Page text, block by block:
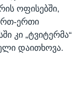
ოფისებში,
ერთი
კი „ტვიტერმა“
დაითხოვა.